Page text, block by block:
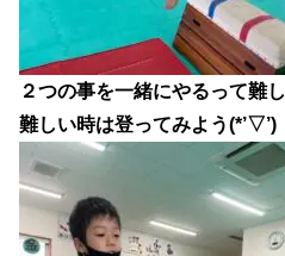
２つの事を一緒にやるって難
難しい時は登ってみよう(*’▽’)